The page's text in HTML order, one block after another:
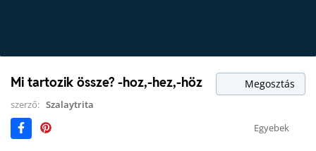
Mi tartozik össze? -hoz,-hez,-höz Megosztás
szerző: Szalaytrita
Egyebek